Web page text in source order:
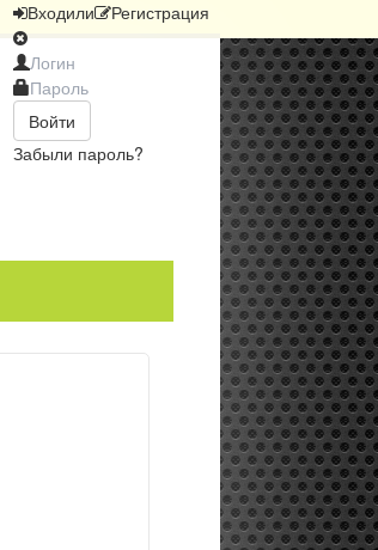
Входили Регистрация
Войти
Забыли пароль?